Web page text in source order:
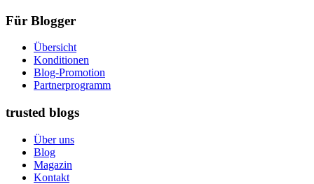
Für Blogger
Übersicht
Konditionen
Blog-Promotion
Partnerprogramm
trusted blogs
Über uns
Blog
Magazin
Kontakt